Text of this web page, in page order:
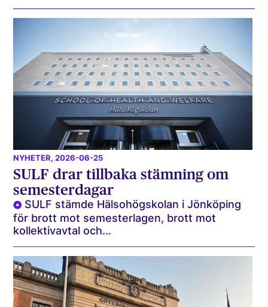
NYHETER, 2026-06-25
SULF drar tillbaka stämning om
semesterdagar
SULF stämde Hälsohögskolan i Jönköping
för brott mot semesterlagen, brott mot
kollektivavtal och...